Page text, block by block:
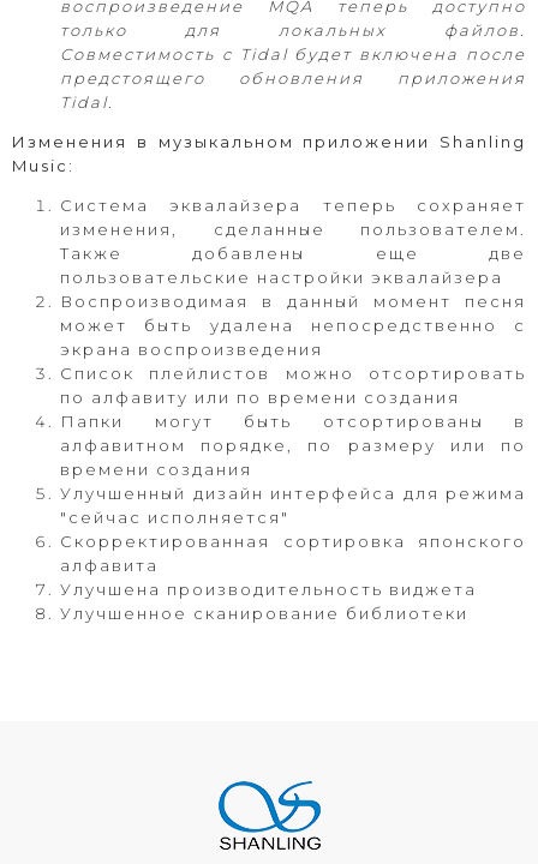
воспроизведение MQA теперь доступно
только для локальных файлов.
Совместимость с Tidal будет включена после
предстоящего обновления приложения
Tidal.
Изменения в музыкальном приложении Shanling
Music:
Система эквалайзера теперь сохраняет
изменения, сделанные пользователем.
Также добавлены еще две
пользовательские настройки эквалайзера
Воспроизводимая в данный момент песня
может быть удалена непосредственно с
экрана воспроизведения
Список плейлистов можно отсортировать
по алфавиту или по времени создания
Папки могут быть отсортированы в
алфавитном порядке, по размеру или по
времени создания
Улучшенный дизайн интерфейса для режима
"сейчас исполняется"
Скорректированная сортировка японского
алфавита
Улучшена производительность виджета
Улучшенное сканирование библиотеки